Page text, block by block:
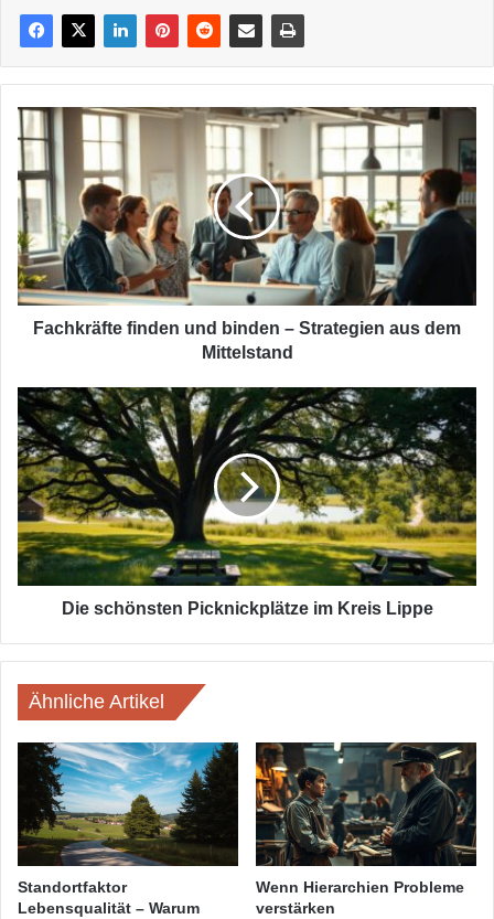
Fachkräfte
finden
und
binden
–
Strategien
aus
dem
Mittelstand
Fachkräfte finden und binden – Strategien aus dem
Mittelstand
Die
schönsten
Picknickplätze
im
Kreis
Lippe
Die schönsten Picknickplätze im Kreis Lippe
Ähnliche Artikel
Standortfaktor
Lebensqualität – Warum
Wenn Hierarchien Probleme
verstärken